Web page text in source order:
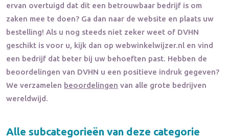
ervan overtuigd dat dit een betrouwbaar bedrijf is om
zaken mee te doen? Ga dan naar de website en plaats uw
bestelling! Als u nog steeds niet zeker weet of DVHN
geschikt is voor u, kijk dan op webwinkelwijzer.nl en vind
een bedrijf dat beter bij uw behoeften past. Hebben de
beoordelingen van DVHN u een positieve indruk gegeven?
We verzamelen beoordelingen van alle grote bedrijven
wereldwijd.
Alle subcategorieën van deze categorie